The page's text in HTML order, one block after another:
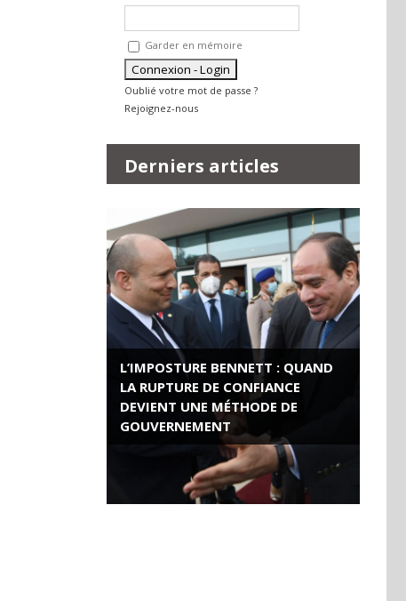
Garder en mémoire
Oublié votre mot de passe ?
Rejoignez-nous
Derniers articles
L’IMPOSTURE BENNETT : QUAND
LA RUPTURE DE CONFIANCE
DEVIENT UNE MÉTHODE DE
GOUVERNEMENT
ROSE VALLAND, HEROÏNE DE LA
RESISTANCE FRANÇAISE